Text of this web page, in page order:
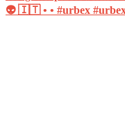
👽 🇮🇹 • • #urbex